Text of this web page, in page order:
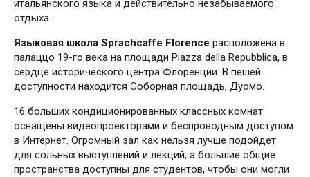
итальянского языка и действительно незабываемого
отдыха.
Языковая школа Sprachcaffe Florence расположена в
палаццо 19-го века на площади Piazza della Repubblica, в
сердце исторического центра Флоренции. В пешей
доступности находится Соборная площадь, Дуомо.
16 больших кондиционированных классных комнат
оснащены видеопроекторами и беспроводным доступом
в Интернет. Огромный зал как нельзя лучше подойдет
для сольных выступлений и лекций, а большие общие
пространства доступны для студентов, чтобы они могли